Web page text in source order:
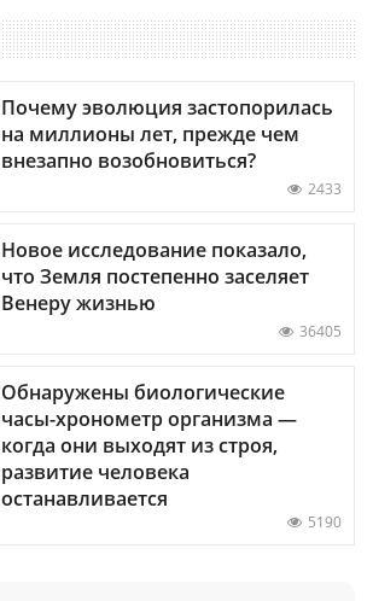
Почему эволюция застопорилась
на миллионы лет, прежде чем
внезапно возобновиться?
2433
Новое исследование показало,
что Земля постепенно заселяет
Венеру жизнью
36405
Обнаружены биологические
часы-хронометр организма —
когда они выходят из строя,
развитие человека
останавливается
5190